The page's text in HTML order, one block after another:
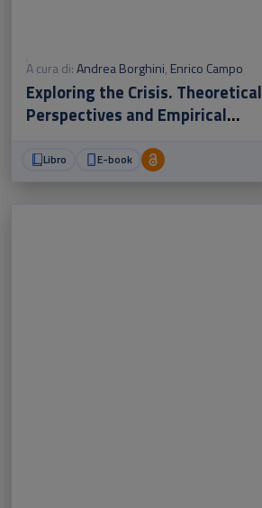
A cura di:Andrea Borghini, Enrico Campo
Exploring the Crisis. Theoretical
Perspectives and Empirical
Libro E-book